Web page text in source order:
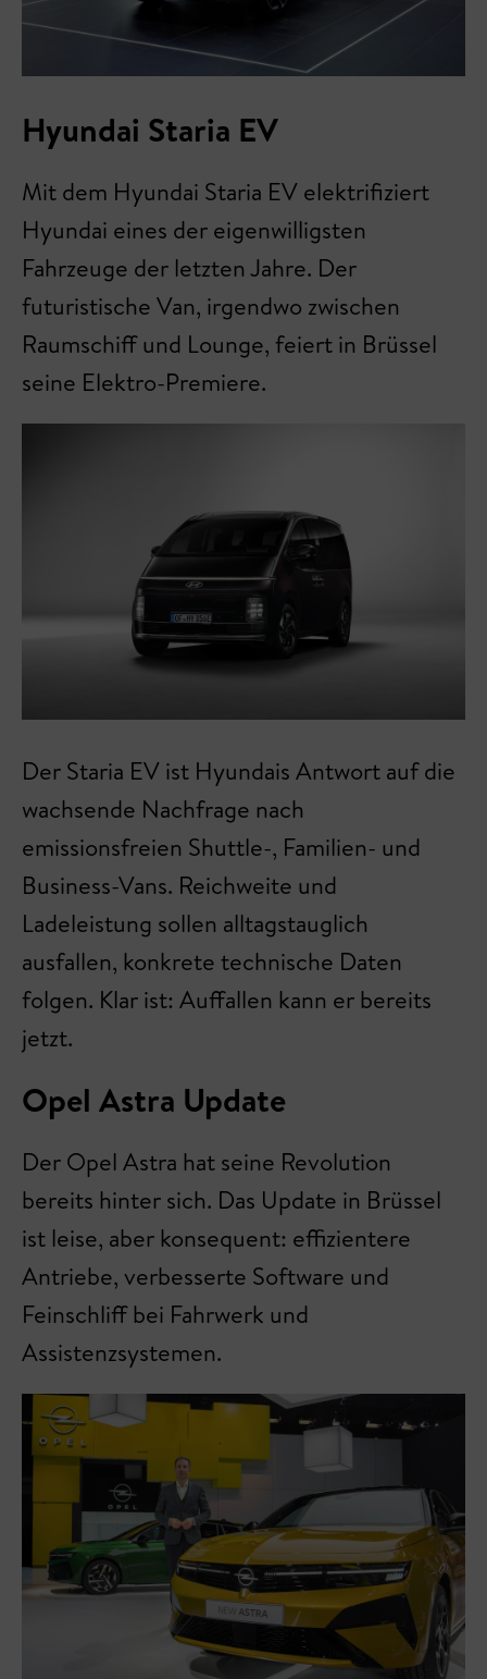
Hyundai Staria EV
Mit dem Hyundai Staria EV elektrifiziert
Hyundai eines der eigenwilligsten
Fahrzeuge der letzten Jahre. Der
futuristische Van, irgendwo zwischen
Raumschiff und Lounge, feiert in Brüssel
seine Elektro-Premiere.
Der Staria EV ist Hyundais Antwort auf die
wachsende Nachfrage nach
emissionsfreien Shuttle-, Familien- und
Business-Vans. Reichweite und
Ladeleistung sollen alltagstauglich
ausfallen, konkrete technische Daten
folgen. Klar ist: Auffallen kann er bereits
jetzt.
Opel Astra Update
Der Opel Astra hat seine Revolution
bereits hinter sich. Das Update in Brüssel
ist leise, aber konsequent: effizientere
Antriebe, verbesserte Software und
Feinschliff bei Fahrwerk und
Assistenzsystemen.